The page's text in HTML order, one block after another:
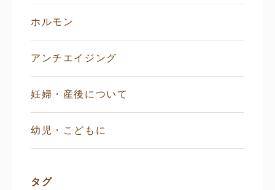
ホルモン
アンチエイジング
妊婦・産後について
幼児・こどもに
タグ